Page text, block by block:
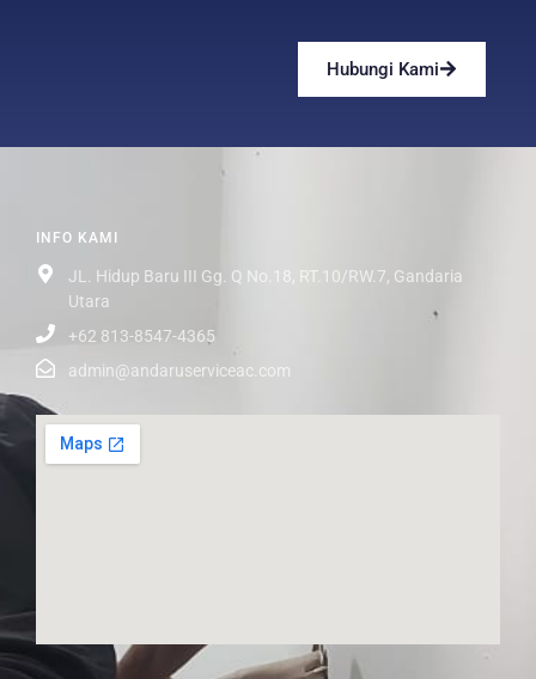
Hubungi Kami
INFO KAMI
JL. Hidup Baru III Gg. Q No.18, RT.10/RW.7, Gandaria
Utara
+62 813-8547-4365
admin@andaruserviceac.com